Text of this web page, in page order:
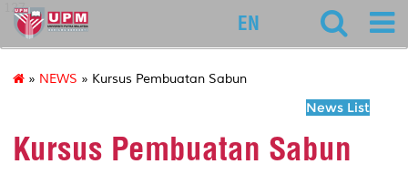
127
EN
» NEWS » Kursus Pembuatan Sabun
News List
Kursus Pembuatan Sabun